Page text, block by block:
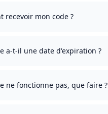
recevoir mon code ?
a-t-il une date d'expiration ?
ne fonctionne pas, que faire ?